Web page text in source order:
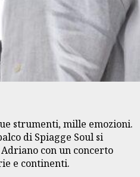
strumenti, mille emozioni.
di Spiagge Soul si
con un concerto
e continenti.